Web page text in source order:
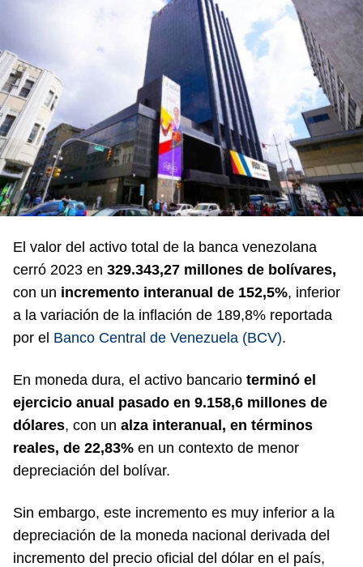
El valor del activo total de la banca venezolana
cerró 2023 en 329.343,27 millones de bolívares,
con un incremento interanual de 152,5%, inferior
a la variación de la inflación de 189,8% reportada
por el Banco Central de Venezuela (BCV).
En moneda dura, el activo bancario terminó el
ejercicio anual pasado en 9.158,6 millones de
dólares, con un alza interanual, en términos
reales, de 22,83% en un contexto de menor
depreciación del bolívar.
Sin embargo, este incremento es muy inferior a la
depreciación de la moneda nacional derivada del
incremento del precio oficial del dólar en el país,